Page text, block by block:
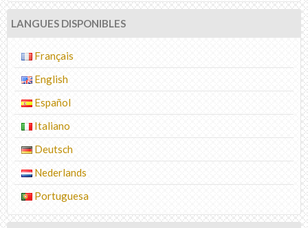
LANGUES DISPONIBLES
Français
English
Español
Italiano
Deutsch
Nederlands
Portuguesa